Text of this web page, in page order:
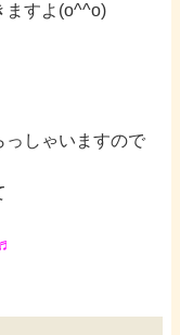
ますよ(o^^o)
っしゃいますので